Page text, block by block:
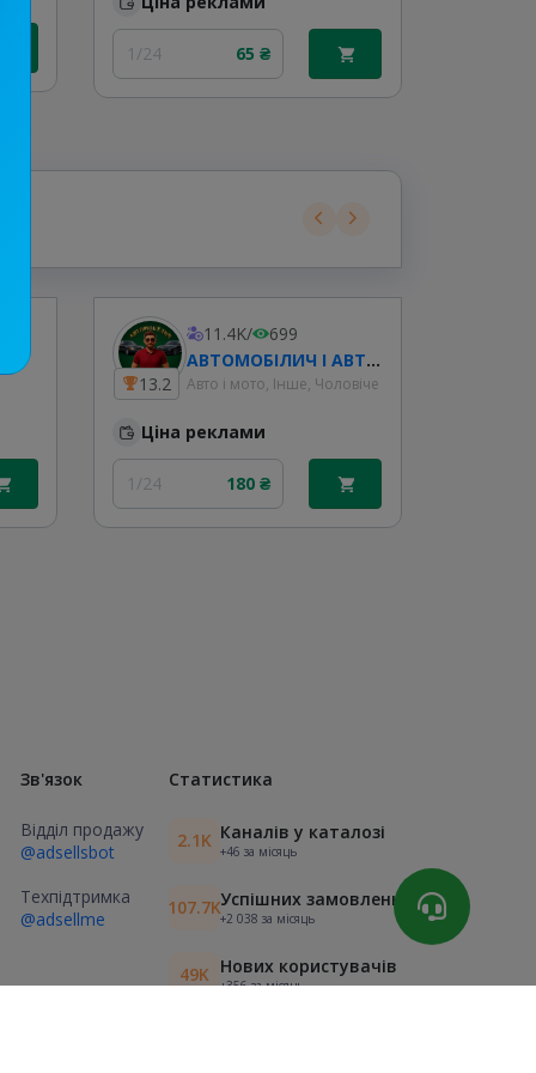
1/24 65 ₴
13.2
11.4K/
699
АВТОМОБІЛИЧ І АВТОБАЗАР I ПРОДАМ АВТО І КУПЛЮ АВТО
Авто і мото, Інше, Чоловіче
Ціна реклами
1/24 180 ₴
Зв'язок
Відділ продажу
@adsellsbot
Техпідтримка
@adsellme
Статистика
2.1K Каналів у каталозі
+46 за місяць
107.7KУспішних замовлень
+2 038 за місяць
49K Нових користувачів
+356 за місяць